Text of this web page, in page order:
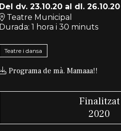
Del dv. 23.10.20 al dl. 26.10.20
Teatre Municipal
Durada: 1 hora i 30 minuts
Teatre i dansa
Programa de mà. Mamaaa!!
Finalitzat
2020